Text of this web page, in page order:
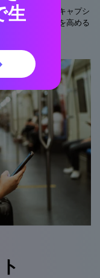
ト形式の字幕とキャプシ
ンゲージメントを高める
生